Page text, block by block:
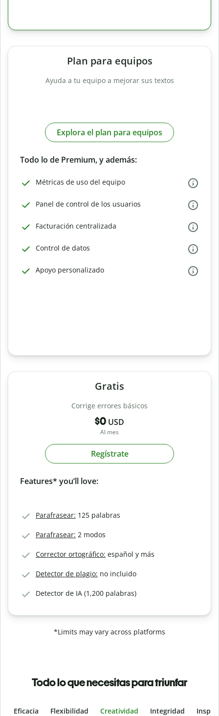
Plan para equipos
Ayuda a tu equipo a mejorar sus textos
Explora el plan para equipos
Todo lo de Premium, y además:
Métricas de uso del equipo
Panel de control de los usuarios
Facturación centralizada
Control de datos
Apoyo personalizado
Gratis
Corrige errores básicos
$0 USD
Al mes
Regístrate
Features* you’ll love:
Parafrasear: 125 palabras
Parafrasear: 2 modos
Corrector ortográfico: español y más
Detector de plagio: no incluido
Detector de IA (1,200 palabras)
*Limits may vary across platforms
Todo lo que necesitas para triunfar
Eficacia Flexibilidad Creatividad Integridad